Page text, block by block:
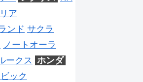
ア
ンド サクラ
ノートオーラ
ークス ホンダ
ック